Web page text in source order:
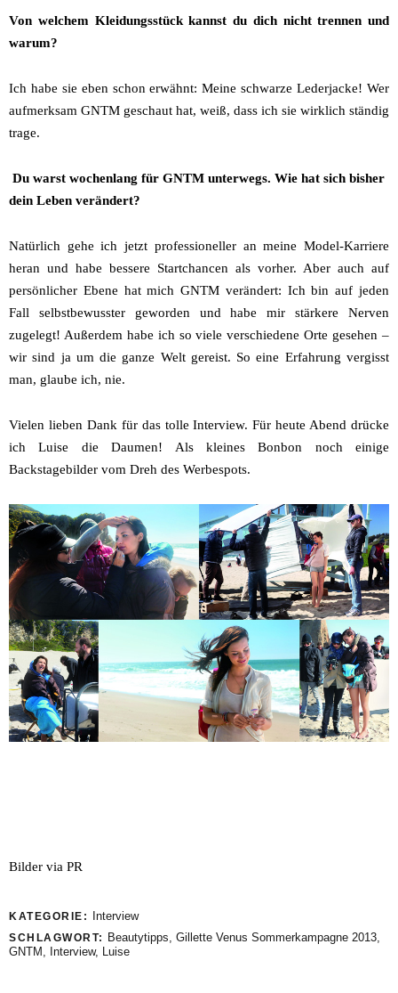
Von welchem Kleidungsstück kannst du dich nicht trennen und
warum?
Ich habe sie eben schon erwähnt: Meine schwarze Lederjacke! Wer
aufmerksam GNTM geschaut hat, weiß, dass ich sie wirklich ständig
trage.
Du warst wochenlang für GNTM unterwegs. Wie hat sich bisher
dein Leben verändert?
Natürlich gehe ich jetzt professioneller an meine Model-Karriere
heran und habe bessere Startchancen als vorher. Aber auch auf
persönlicher Ebene hat mich GNTM verändert: Ich bin auf jeden
Fall selbstbewusster geworden und habe mir stärkere Nerven
zugelegt! Außerdem habe ich so viele verschiedene Orte gesehen –
wir sind ja um die ganze Welt gereist. So eine Erfahrung vergisst
man, glaube ich, nie.
Vielen lieben Dank für das tolle Interview. Für heute Abend drücke
ich Luise die Daumen! Als kleines Bonbon noch einige
Backstagebilder vom Dreh des Werbespots.
Bilder via PR
KATEGORIE: Interview
SCHLAGWORT: Beautytipps, Gillette Venus Sommerkampagne 2013,
GNTM , Interview, Luise